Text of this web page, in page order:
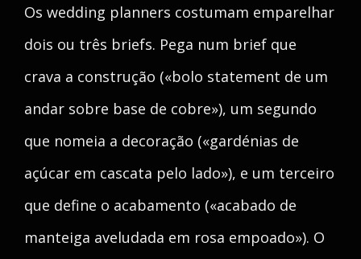
Os wedding planners costumam emparelhar
dois ou três briefs. Pega num brief que
crava a construção («bolo statement de um
andar sobre base de cobre»), um segundo
que nomeia a decoração («gardénias de
açúcar em cascata pelo lado»), e um terceiro
que define o acabamento («acabado de
manteiga aveludada em rosa empoado»). O